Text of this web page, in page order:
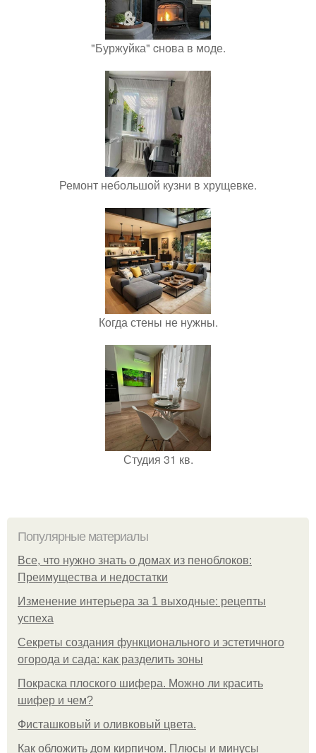
"Буржуйка" cнова в моде.
Ремонт небольшой кузни в хрущевке.
Когда стены не нужны.
Студия 31 кв.
Популярные материалы
Все, что нужно знать о домах из пеноблоков:
Преимущества и недостатки
Изменение интерьера за 1 выходные: рецепты
успеха
Секреты создания функционального и эстетичного
огорода и сада: как разделить зоны
Покраска плоского шифера. Можно ли красить
шифер и чем?
Фисташковый и оливковый цвета.
Как обложить дом кирпичом. Плюсы и минусы